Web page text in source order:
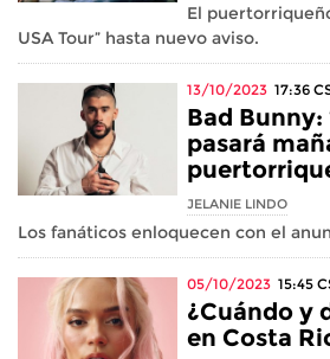
El
USA Tour” hasta nuevo aviso.
13/10/2023 17:36
Bad Bunny:
pasará
JELANIE LINDO
Los fanáticos enloquecen con el
05/10/2023 15:45
¿Cuándo y
en Costa